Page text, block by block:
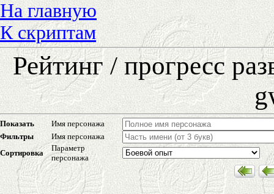
На главную
К скриптам
Рейтинг / прогресс
Показать
Имя персонажа
Фильтры
Имя персонажа
Сортировка
Параметр
персонажа